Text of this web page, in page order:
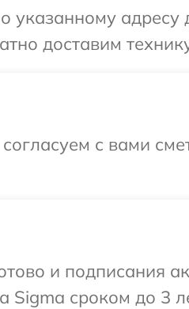
адресу
доставим
с вами
и
Sigma сроком до 3